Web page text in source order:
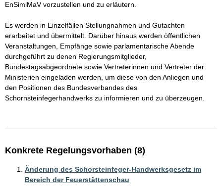
EnSimiMaV vorzustellen und zu erläutern.
Es werden in Einzelfällen Stellungnahmen und Gutachten
erarbeitet und übermittelt. Darüber hinaus werden öffentlichen
Veranstaltungen, Empfänge sowie parlamentarische Abende
durchgeführt zu denen Regierungsmitglieder,
Bundestagsabgeordnete sowie Vertreterinnen und Vertreter der
Ministerien eingeladen werden, um diese von den Anliegen und
den Positionen des Bundesverbandes des
Schornsteinfegerhandwerks zu informieren und zu überzeugen.
Konkrete Regelungsvorhaben (8)
Änderung des Schorsteinfeger-Handwerksgesetz im
Bereich der Feuerstättenschau